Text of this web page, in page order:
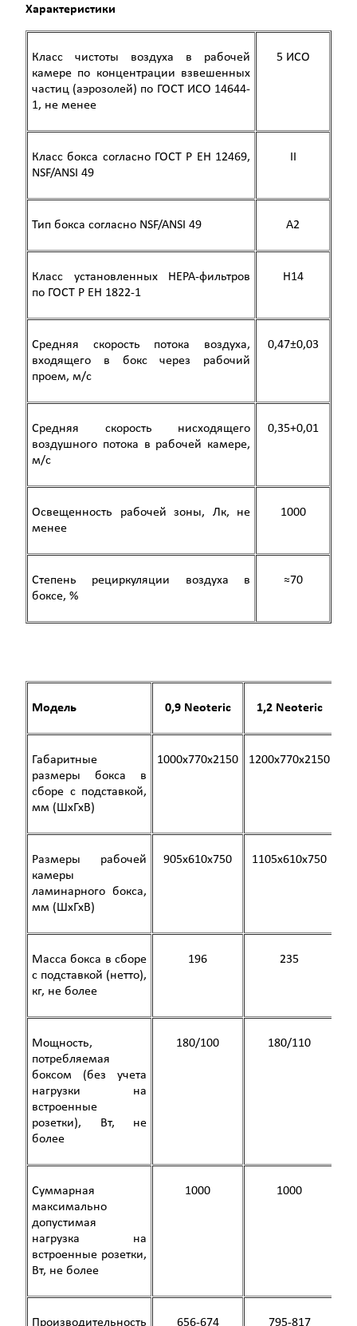
Характеристики
Класс чистоты воздуха в рабочей
камере по концентрации взвешенных
частиц (аэрозолей) по ГОСТ ИСО 14644-
1, не менее
5 ИСО
Класс бокса согласно ГОСТ Р ЕН 12469,
NSF/ANSI 49
II
Тип бокса согласно NSF/ANSI 49 A2
Класс установленных HEPA-фильтров
по ГОСТ Р ЕН 1822-1
Н14
Средняя скорость потока воздуха,
входящего в бокс через рабочий
проем, м/с
0,47±0,03
Средняя скорость нисходящего
воздушного потока в рабочей камере,
м/c
0,35+0,01
Освещенность рабочей зоны, Лк, не
менее
1000
Степень рециркуляции воздуха в
боксе, %
≈70
Модель 0,9 Neoteric 1,2Neoteric
Габаритные
размеры бокса в
сборе с подставкой,
мм (ШхГхВ)
1000х770х2150 1200х770х2150
Размеры рабочей
камеры
ламинарного бокса,
мм (ШхГхВ)
905x610x750 1105x610x750
Масса бокса в сборе
с подставкой (нетто),
кг, не более
196 235
Мощность,
потребляемая
боксом (без учета
нагрузки на
встроенные
розетки), Вт, не
более
180/100 180/110
Суммарная
максимально
допустимая
нагрузка на
встроенные розетки,
Вт, не более
1000 1000
Производительность
656-674 795-817